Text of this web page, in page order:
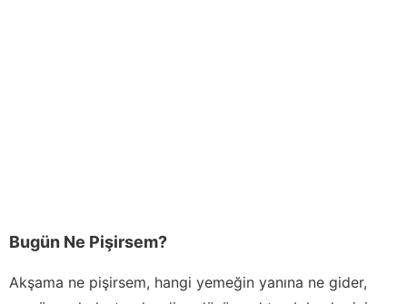
Bugün Ne Pişirsem?
Akşama ne pişirsem, hangi yemeğin yanına ne gider,